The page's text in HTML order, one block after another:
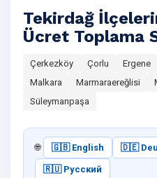
Tekirdağ
Ücret Toplama
Çerkezköy Çorlu Ergene
Malkara
Marmaraereğlisi
Süleymanpaşa
🌐 🇬🇧 English 🇩🇪
🇷🇺 Русский